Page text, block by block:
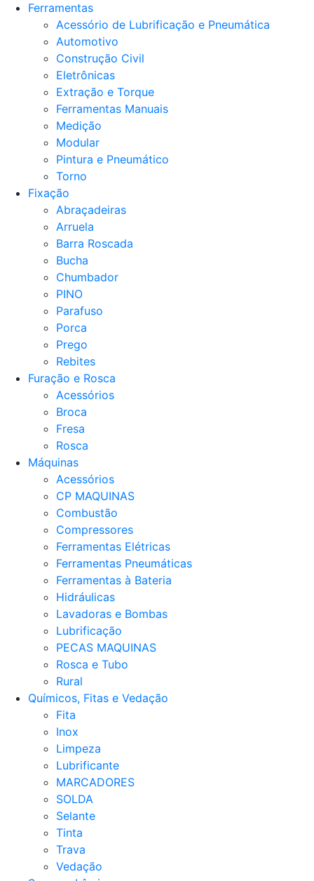
Ferramentas
Acessório de Lubrificação e Pneumática
Automotivo
Construção Civil
Eletrônicas
Extração e Torque
Ferramentas Manuais
Medição
Modular
Pintura e Pneumático
Torno
Fixação
Abraçadeiras
Arruela
Barra Roscada
Bucha
Chumbador
PINO
Parafuso
Porca
Prego
Rebites
Furação e Rosca
Acessórios
Broca
Fresa
Rosca
Máquinas
Acessórios
CP MAQUINAS
Combustão
Compressores
Ferramentas Elétricas
Ferramentas Pneumáticas
Ferramentas à Bateria
Hidráulicas
Lavadoras e Bombas
Lubrificação
PECAS MAQUINAS
Rosca e Tubo
Rural
Químicos, Fitas e Vedação
Fita
Inox
Limpeza
Lubrificante
MARCADORES
SOLDA
Selante
Tinta
Trava
Vedação